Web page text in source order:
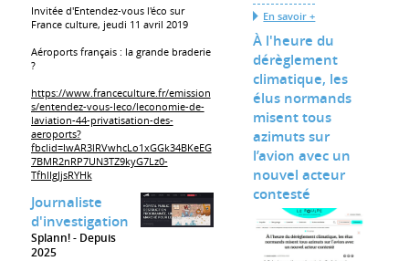
Invitée d'Entendez-vous l'éco sur
France culture, jeudi 11 avril 2019
Aéroports français : la grande braderie
?
https://www.franceculture.fr/emission
s/entendez-vous-leco/leconomie-de-
laviation-44-privatisation-des-
aeroports?
fbclid=IwAR3lRVwhcLo1xGGk34BKeEG
7BMR2nRP7UN3TZ9kyG7Lz0-
TfhlIgJjsRYHk
Journaliste
d'investigation
Splann!
Depuis
2025
En savoir +
À l'heure du
dérèglement
climatique, les
élus normands
misent tous
azimuts sur
l’avion avec un
nouvel acteur
contesté